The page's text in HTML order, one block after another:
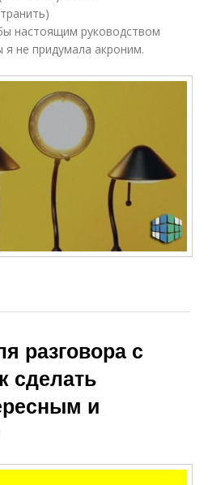
настоящим руководством
не придумала акроним.
разговора с
сделать
и